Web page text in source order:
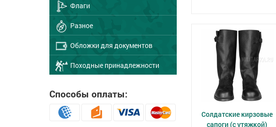
Флаги
Разное
Обложки для документов
Походные принадлежности
Способы оплаты:
Солдатские кирзовые
сапоги (с утяжкой)